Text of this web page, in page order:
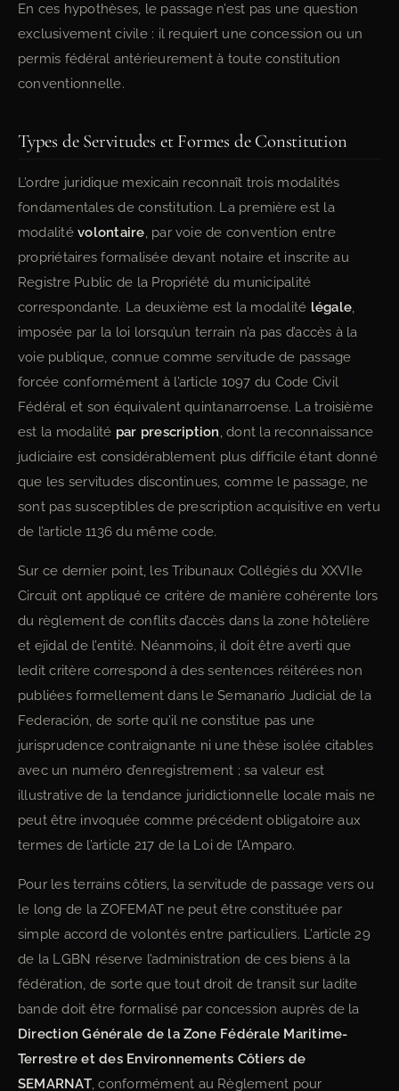
En ces hypothèses, le passage n’est pas une question
exclusivement civile : il requiert une concession ou un
permis fédéral antérieurement à toute constitution
conventionnelle.
Types de Servitudes et Formes de Constitution
L’ordre juridique mexicain reconnaît trois modalités
fondamentales de constitution. La première est la
modalitévolontaire, par voie de convention entre
propriétaires formalisée devant notaire et inscrite au
Registre Public de la Propriété du municipalité
correspondante. La deuxième est la modalité légale,
imposée par la loi lorsqu’un terrain n’a pas d’accès à la
voie publique, connue comme servitude de passage
forcée conformément à l’article 1097 du Code Civil
Fédéral et son équivalent quintanarroense. La troisième
est la modalité par prescription, dont la reconnaissance
judiciaire est considérablement plus difficile étant donné
que les servitudes discontinues, comme le passage, ne
sont pas susceptibles de prescription acquisitive en vertu
de l’article 1136 du même code.
Sur ce dernier point, les Tribunaux Collégiés du XXVIIe
Circuit ont appliqué ce critère de manière cohérente lors
du règlement de conflits d’accès dans la zone hôtelière
et ejidal de l’entité. Néanmoins, il doit être averti que
ledit critère correspond à des sentences réitérées non
publiées formellement dans le Semanario Judicial de la
Federación, de sorte qu’il ne constitue pas une
jurisprudence contraignante ni une thèse isolée citables
avec un numéro d’enregistrement ; sa valeur est
illustrative de la tendance juridictionnelle locale mais ne
peut être invoquée comme précédent obligatoire aux
termes de l’article 217 de la Loi de l’Amparo.
Pour les terrains côtiers, la servitude de passage vers ou
le long de la ZOFEMAT ne peut être constituée par
simple accord de volontés entre particuliers. L’article 29
de la LGBN réserve l’administration de ces biens à la
fédération, de sorte que tout droit de transit sur ladite
bande doit être formalisé par concession auprès de la
Direction Générale de la Zone Fédérale Maritime-
Terrestre et des Environnements Côtiers de
SEMARNAT, conformément au Règlement pour